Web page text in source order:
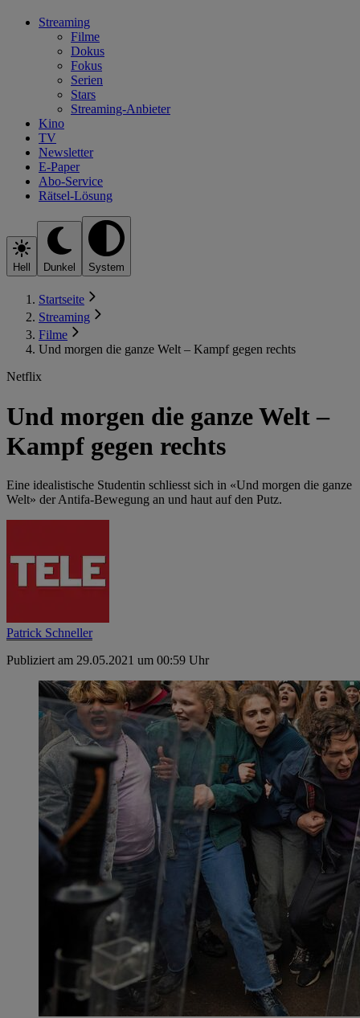
Streaming
Filme
Dokus
Fokus
Serien
Stars
Streaming-Anbieter
Kino
TV
Newsletter
E-Paper
Abo-Service
Rätsel-Lösung
Hell Dunkel System
Startseite
Streaming
Filme
Und morgen die ganze Welt – Kampf gegen rechts
Netflix
Und morgen die ganze Welt –
Kampf gegen rechts
Eine idealistische Studentin schliesst sich in «Und morgen die ganze
Welt» der Antifa-Bewegung an und haut auf den Putz.
Patrick Schneller
Publiziert am 29.05.2021 um 00:59 Uhr